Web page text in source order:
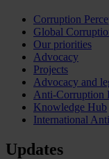
Corruption
Global
Our priorities
Advocacy
Projects
Advocacy and
Anti-Corruption
Knowledge Hub
International
Updates